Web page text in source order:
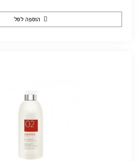
הוספה לסל